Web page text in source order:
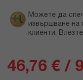
Можете да
извършване на
клиенти.
46,76 € /